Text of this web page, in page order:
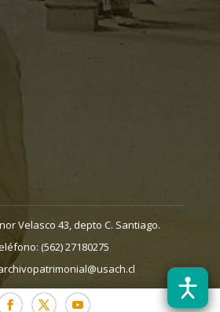
Velasco 43, depto C. Santiago.
(562) 27180275